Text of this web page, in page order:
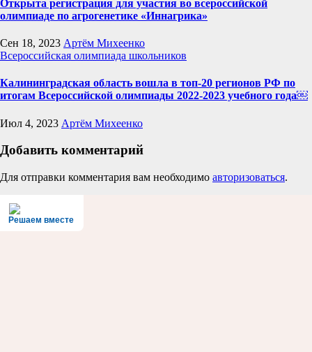
Открыта регистрация для участия во всероссийской
олимпиаде по агрогенетике «Иннагрика»
Сен 18, 2023 Артём Михеенко
Всероссийская олимпиада школьников
Калининградская область вошла в топ-20 регионов РФ по
итогам Всероссийской олимпиады 2022-2023 учебного года￼
Июл 4, 2023 Артём Михеенко
Добавить комментарий
Для отправки комментария вам необходимо авторизоваться.
Решаем вместе